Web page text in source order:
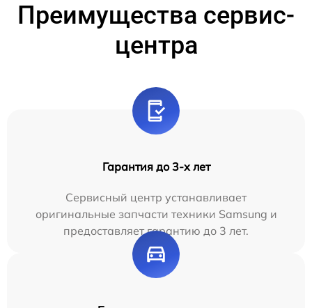
Преимущества сервис-
центра
Гарантия до 3-х лет
Сервисный центр устанавливает
оригинальные запчасти техники Samsung и
предоставляет гарантию до 3 лет.